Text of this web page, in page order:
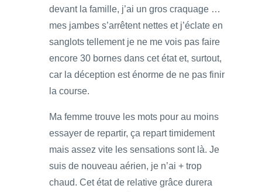
devant la famille, j’ai un gros craquage …
mes jambes s’arrêtent nettes et j’éclate en
sanglots tellement je ne me vois pas faire
encore 30 bornes dans cet état et, surtout,
car la déception est énorme de ne pas finir
la course.
Ma femme trouve les mots pour au moins
essayer de repartir, ça repart timidement
mais assez vite les sensations sont là. Je
suis de nouveau aérien, je n’ai + trop
chaud. Cet état de relative grâce durera